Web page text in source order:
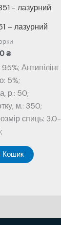
– лазурний
₴
Антипілінг
5%;
р.: 50;
м.: 350;
спиць: 3.0-
Кошик